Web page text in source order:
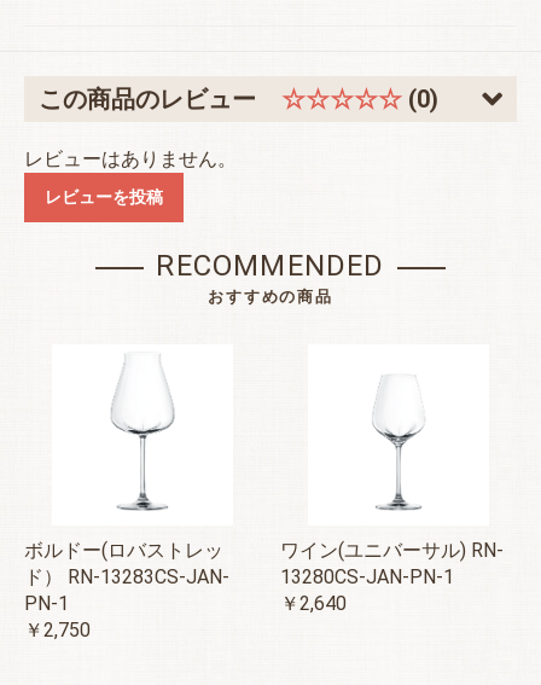
お買い物を続ける カートへ進む
この商品のレビュー ☆☆☆☆☆ (0)
レビューはありません。
レビューを投稿
RECOMMENDED
おすすめの商品
ボルドー(ロバストレッ
ド） RN-13283CS-JAN-
PN-1
￥2,750
ワイン(ユニバーサル) RN-
13280CS-JAN-PN-1
￥2,640